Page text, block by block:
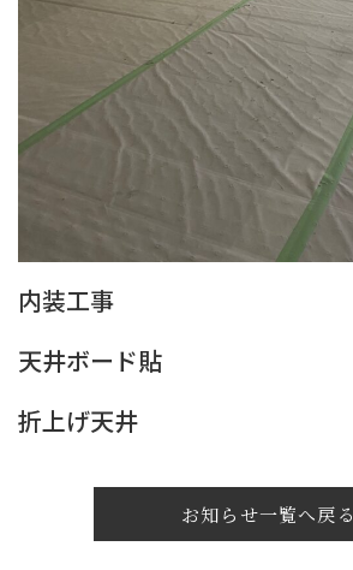
内装工事
天井ボード貼
折上げ天井
お知らせ一覧へ戻る